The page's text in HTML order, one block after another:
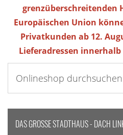
grenzüberschreitenden
Europäischen Union
Privatkunden ab 12.
Lieferadressen
DAS GROSSE STADTHAUS - DACH